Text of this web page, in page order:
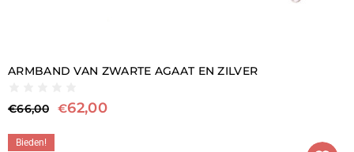
ARMBAND VAN ZWARTE AGAAT EN ZILVER
€66,00 €62,00
Bieden!